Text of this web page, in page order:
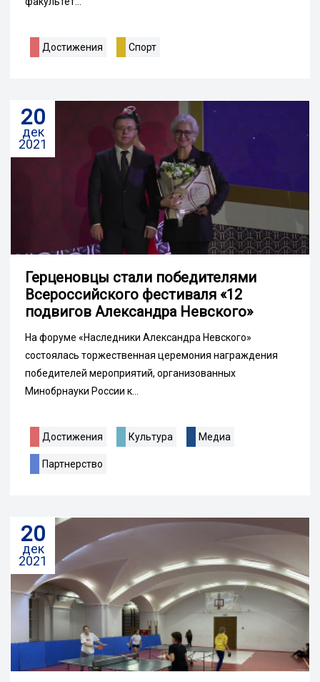
Достижения Спорт
20
дек
2021
Герценовцы стали победителями
Всероссийского фестиваля «12
подвигов Александра Невского»
На форуме «Наследники Александра Невского»
состоялась торжественная церемония награждения
победителей мероприятий, организованных
Минобрнауки России к...
Достижения Культура Медиа
Партнерство
20
дек
2021